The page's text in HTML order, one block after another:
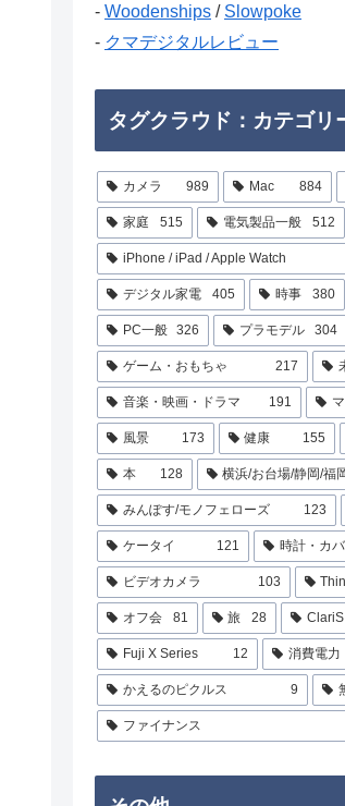
- Woodenships / Slowpoke
- クマデジタルレビュー
タグクラウド：カテゴリ
カメラ 989 Mac 884
家庭 515 電気製品一般 512
iPhone / iPad / Apple Watch
デジタル家電 405 時事 380
PC一般 326 プラモデル 304
ゲーム・おもちゃ 217
音楽・映画・ドラマ 191
風景 173 健康 155
本 128 横浜/お台場/静岡/福
みんぽす/モノフェローズ 123
ケータイ 121 時計・カ
ビデオカメラ 103
オフ会 81 旅 28 ClariS
Fuji X Series 12 消費電力
かえるのピクルス 9
ファイナンス